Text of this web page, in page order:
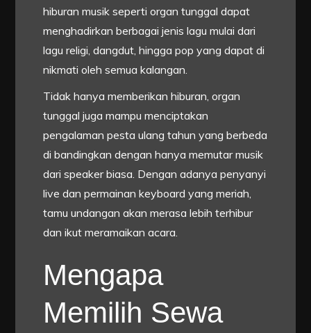
hiburan musik seperti organ tunggal dapat
menghadirkan berbagai jenis lagu mulai dari
lagu religi, dangdut, hingga pop yang dapat di
nikmati oleh semua kalangan.
Tidak hanya memberikan hiburan, organ
tunggal juga mampu menciptakan
pengalaman pesta ulang tahun yang berbeda
di bandingkan dengan hanya memutar musik
dari speaker biasa. Dengan adanya penyanyi
live dan permainan keyboard yang meriah,
tamu undangan akan merasa lebih terhibur
dan ikut meramaikan acara.
Mengapa
Memilih Sewa